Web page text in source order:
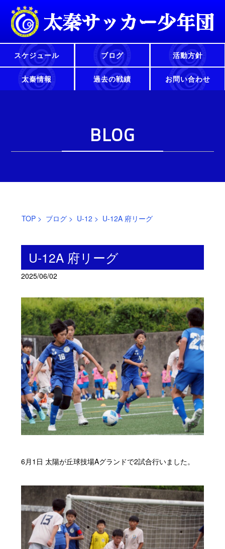
スケジュール ブログ 活動方針
太秦情報 過去の戦績 お問い合わせ
BLOG
TOP> ブログ> U-12 > U-12A 府リーグ
U-12A 府リーグ
2025/06/02
6月1日 太陽が丘球技場Aグランドで2試合行いました。